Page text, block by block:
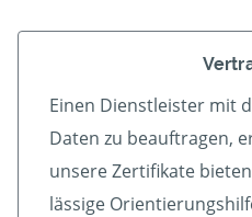
Einen Dienstleister mit
Daten zu beauf­tragen,
unsere Zerti­fikate
lässige